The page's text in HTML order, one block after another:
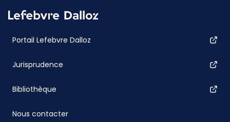
Portail Lefebvre Dalloz
Jurisprudence
Bibliothèque
Nous contacter